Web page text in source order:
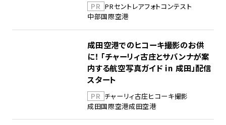
PR PRセントレアフォトコンテスト
中部国際空港
成田空港でのヒコーキ撮影のお供
に！ 「チャーリィ古庄とサバンナが案
内する航空写真ガイド in 成田」配信
スタート
PR チャーリィ古庄ヒコーキ撮影
成田国際空港成田空港